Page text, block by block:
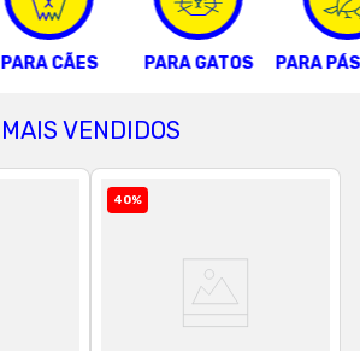
PARA CÃES PARA GATOS PARA
MAIS VENDIDOS
40%